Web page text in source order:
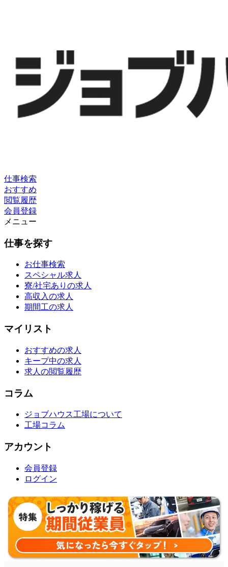
仕事検索
おすすめ
閲覧履歴
会員登録
メニュー
仕事を探す
お仕事検索
スペシャル求人
寮/社宅ありの求人
高収入の求人
期間工の求人
マイリスト
おすすめの求人
キープ中の求人
求人の閲覧履歴
コラム
ジョブハウス工場について
工場コラム
アカウント
会員登録
ログイン